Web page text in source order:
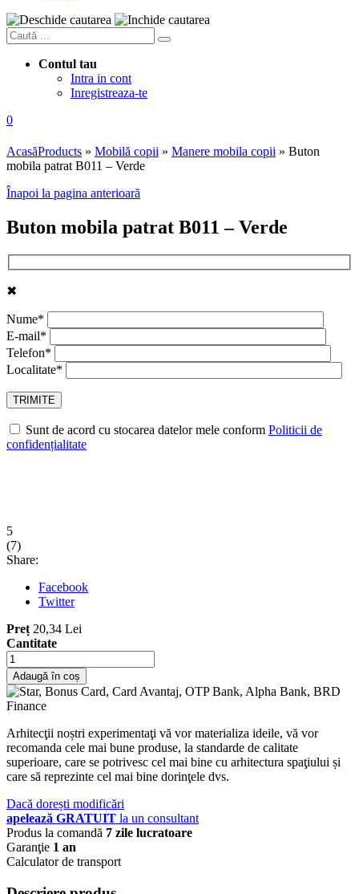
Contul tau
Intra in cont
Inregistreaza-te
0
AcasăProducts » Mobilă copii » Manere mobila copii » Buton
mobila patrat B011 – Verde
Înapoi la pagina anterioară
Buton mobila patrat B011 – Verde
✖
Nume*
E-mail*
Telefon*
Localitate*
Sunt de acord cu stocarea datelor mele conform Politicii de
confidențialitate
5
(7)
Share:
Facebook
Twitter
Preț 20,34 Lei
Cantitate
Adaugă în coș
Arhitecţii noștri experimentaţi vă vor materializa ideile, vă vor
recomanda cele mai bune produse, la standarde de calitate
superioare, care se potrivesc cel mai bine cu arhitectura spaţiului și
care să reprezinte cel mai bine dorinţele dvs.
Dacă dorești modificări
apelează GRATUIT la un consultant
Produs la comandă 7 zile lucratoare
Garanţie 1 an
Calculator de transport